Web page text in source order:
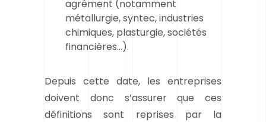
agrément (notamment
métallurgie, syntec, industries
chimiques, plasturgie, sociétés
financières…).
Depuis cette date, les entreprises
doivent donc s’assurer que ces
définitions sont reprises par la